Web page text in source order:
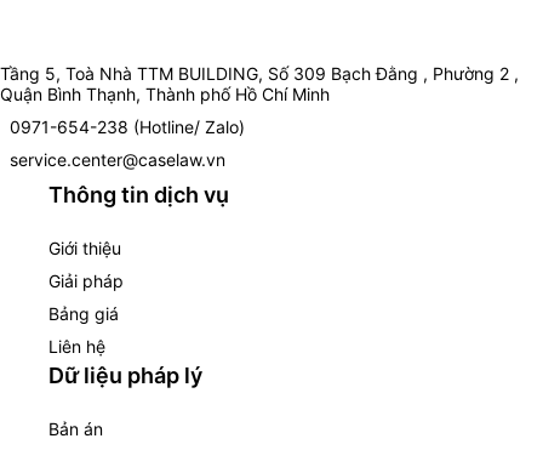
Tầng 5, Toà Nhà TTM BUILDING, Số 309 Bạch Đằng , Phường 2 ,
Quận Bình Thạnh, Thành phố Hồ Chí Minh
0971-654-238 (Hotline/ Zalo)
service.center@caselaw.vn
Thông tin dịch vụ
Giới thiệu
Giải pháp
Bảng giá
Liên hệ
Dữ liệu pháp lý
Bản án